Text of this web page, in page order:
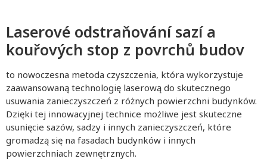
Laserové odstraňování sazí a
kouřových stop z povrchů budov
to nowoczesna metoda czyszczenia, która wykorzystuje
zaawansowaną technologię laserową do skutecznego
usuwania zanieczyszczeń z różnych powierzchni budynków.
Dzięki tej innowacyjnej technice możliwe jest skuteczne
usunięcie sazów, sadzy i innych zanieczyszczeń, które
gromadzą się na fasadach budynków i innych
powierzchniach zewnętrznych.